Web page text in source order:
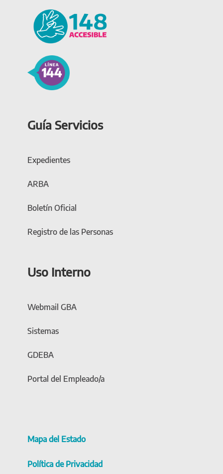
Guía Servicios
Expedientes
ARBA
Boletín Oficial
Registro de las Personas
Uso Interno
Webmail GBA
Sistemas
GDEBA
Portal del Empleado/a
Mapa del Estado
Política de Privacidad